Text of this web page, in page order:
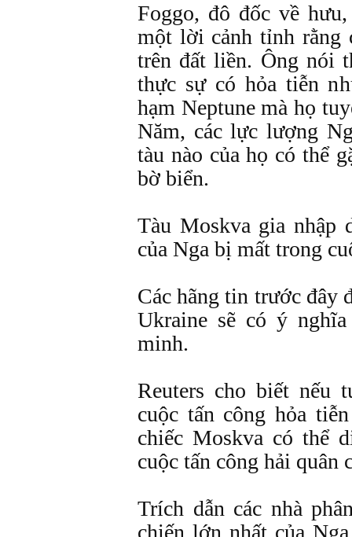
Foggo, đô đốc về
một lời cảnh tỉnh rằng
trên đất liền. Ông nói
thực sự có hỏa tiễn
hạm Neptune mà họ
Năm, các lực lượng
tàu nào của họ có thể
bờ biển.
Tàu Moskva gia nhập
của Nga bị mất trong
Các hãng tin trước đây
Ukraine sẽ có ý
minh.
Reuters cho biết nếu
cuộc tấn công hỏa
chiếc Moskva có thể
cuộc tấn công hải quân
Trích dẫn các nhà
chiến lớn nhất của